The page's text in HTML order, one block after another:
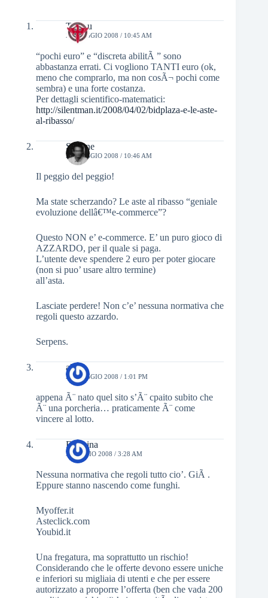
Tambu
27 MAGGIO 2008 / 10:45 AM
“pochi euro” e “discreta abilitÃ ” sono
abbastanza errati. Ci vogliono TANTI euro (ok,
meno che comprarlo, ma non cosÃ¬ pochi come
sembra) e una forte costanza.
Per dettagli scientifico-matematici:
http://silentman.it/2008/04/02/bidplaza-e-le-aste-
al-ribasso/
Simone
27 MAGGIO 2008 / 10:46 AM
Il peggio del peggio!
Ma state scherzando? Le aste al ribasso “geniale
evoluzione dellâ€™e-commerce”?
Questo NON e’ e-commerce. E’ un puro gioco di
AZZARDO, per il quale si paga.
L’utente deve spendere 2 euro per poter giocare
(non si puo’ usare altro termine)
all’asta.
Lasciate perdere! Non c’e’ nessuna normativa che
regoli questo azzardo.
Serpens.
akiro
27 MAGGIO 2008 / 1:01 PM
appena Ã¨ nato quel sito s’Ã¨ cpaito subito che
Ã¨ una porcheria… praticamente Ã¨ come
vincere al lotto.
Fiuzzina
5 LUGLIO 2008 / 3:28 AM
Nessuna normativa che regoli tutto cio’. GiÃ .
Eppure stanno nascendo come funghi.
Myoffer.it
Asteclick.com
Youbid.it
Una fregatura, ma soprattutto un rischio!
Considerando che le offerte devono essere uniche
e inferiori su migliaia di utenti e che per essere
autorizzato a proporre l’offerta (ben che vada 200